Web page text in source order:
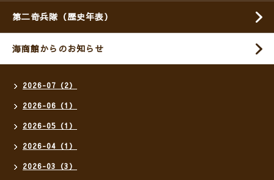
第二奇兵隊（歴史年表）
海商館からのお知らせ
2026-07（2）
2026-06（1）
2026-05（1）
2026-04（1）
2026-03（3）